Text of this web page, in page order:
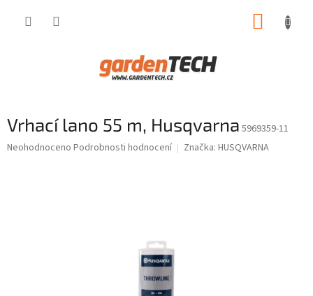
Vrhací lano 55 m, Husqvarna 5969359-11
Průměrné
Neohodnoceno Podrobnosti hodnocení Značka: HUSQVARNA